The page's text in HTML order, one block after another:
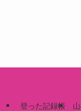
登った記録帳